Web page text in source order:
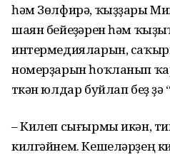
һәм Зөлфирә, ҡыҙҙары
шаян бейеүҙәрен һәм
интермедияларын,
номерҙарын һоҡланып
үткән юлдар буйлап беҙ
– Килеп сығырмы икән,
килгәйнем. Кешеләрҙең